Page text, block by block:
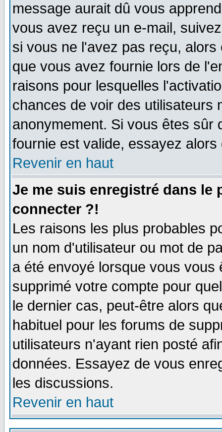
message aurait dû vous
vous avez reçu un e-mail,
si vous ne l'avez pas reçu,
que vous avez fournie lors de
raisons pour lesquelles
chances de voir des utilisateurs
anonymement. Si vous êtes sûr
fournie est valide, essayez
Revenir en haut
Je me suis enregistré dans le
connecter ?!
Les raisons les plus probables
un nom d'utilisateur ou mot de
a été envoyé lorsque vous
supprimé votre compte pour
le dernier cas, peut-être alors
habituel pour les forums de
utilisateurs n'ayant rien posté
données. Essayez de vous
les discussions.
Revenir en haut